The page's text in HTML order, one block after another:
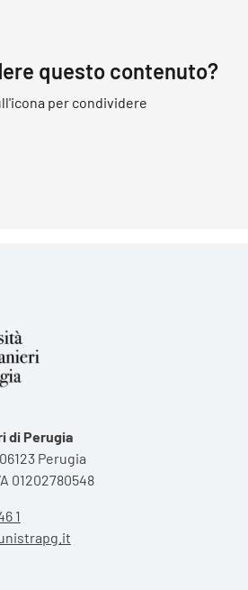
questo contenuto?
per condividere
di Perugia
Perugia
01202780548
1